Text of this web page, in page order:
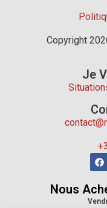
Copyright
Je
Nous